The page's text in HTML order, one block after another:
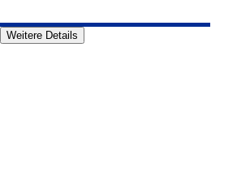
Weitere Details